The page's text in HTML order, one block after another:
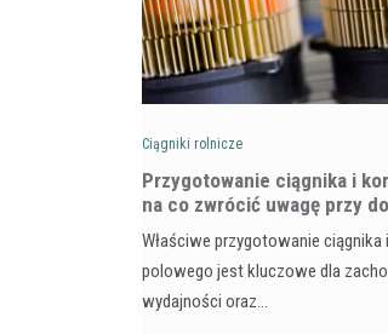
Ciągniki rolnicze
Przygotowanie ciągnika i
na co zwrócić uwagę przy
Właściwe przygotowanie
polowego jest kluczowe dla
wydajności oraz…